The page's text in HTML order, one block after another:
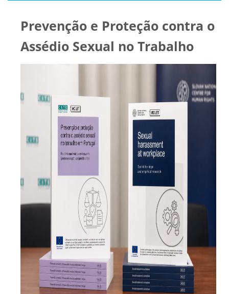
Prevenção e Proteção contra o
Assédio Sexual no Trabalho